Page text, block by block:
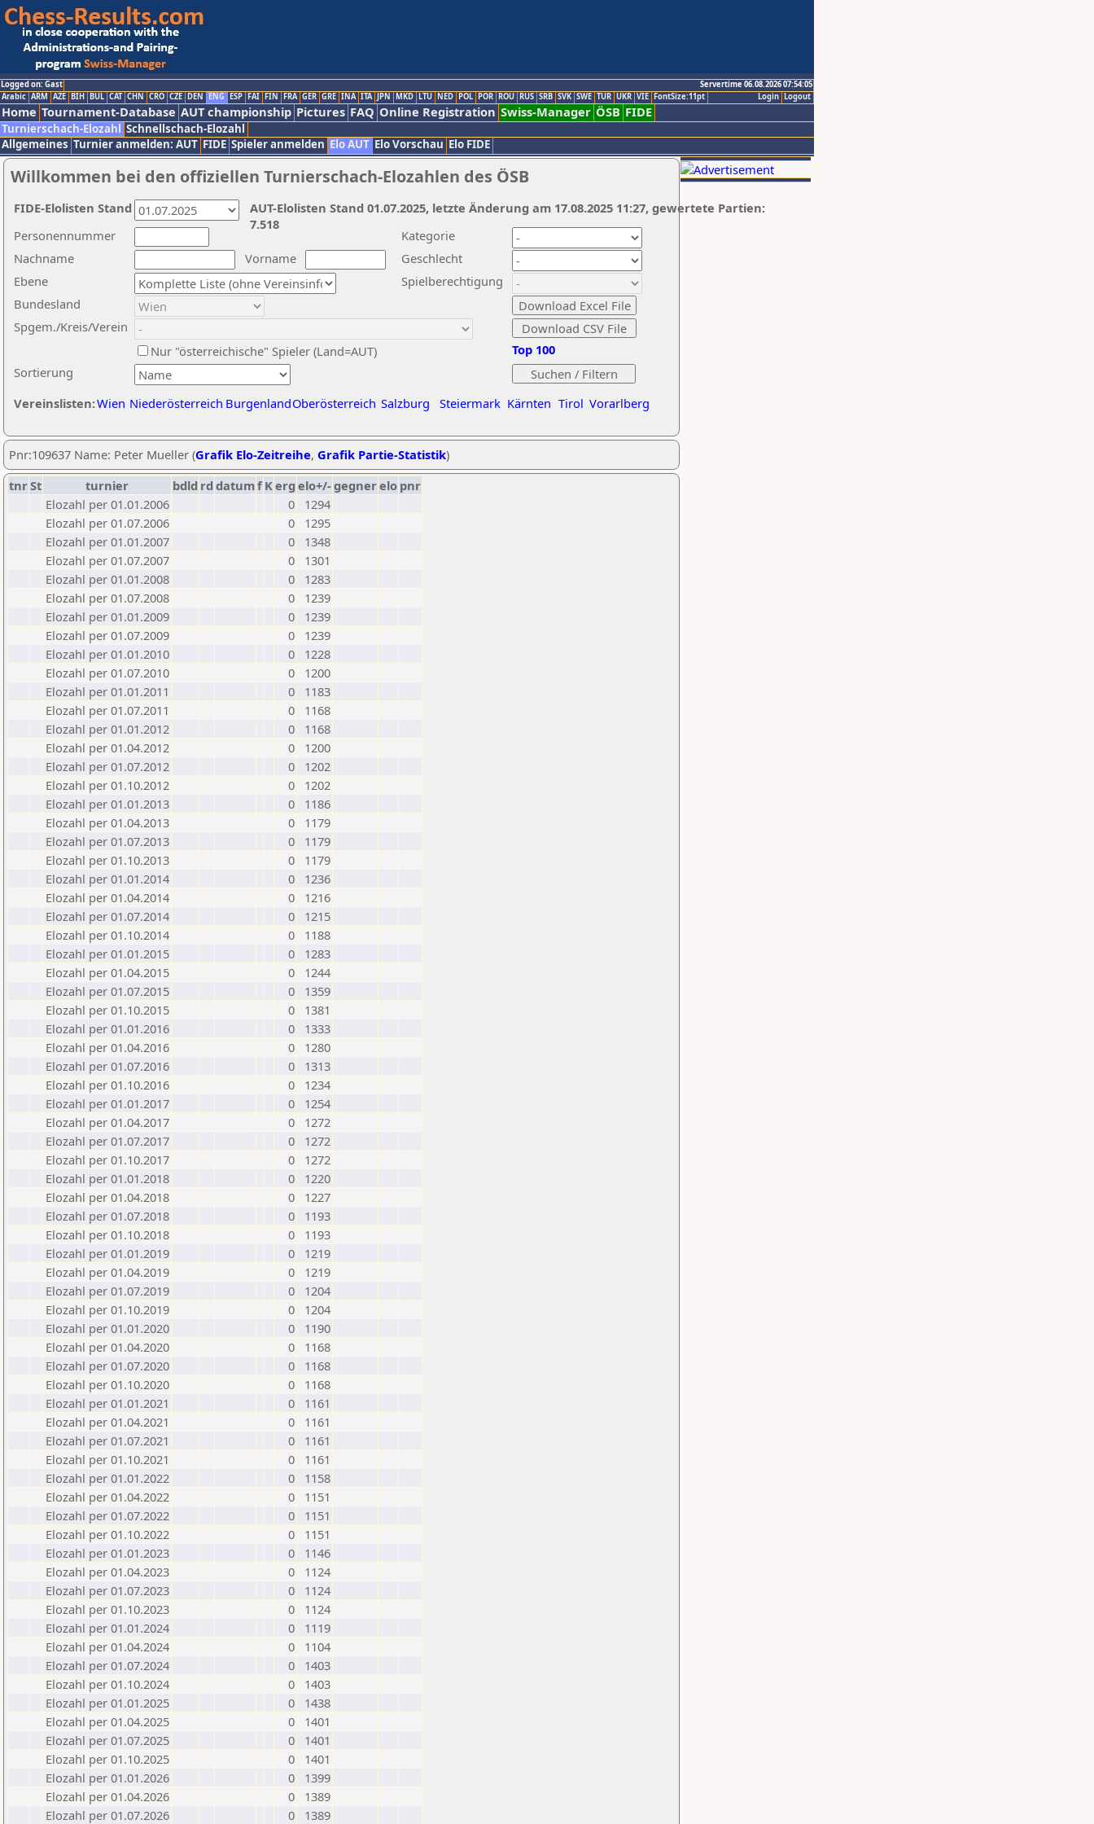
Logged on: Gast
Servertime 06.08.2026 07:54:05
Logout
Login
Arabic ARM AZE BIH BUL CAT CHN CRO CZE DEN ENG ESP FAI FIN FRA GER GRE INA ITA JPN MKD LTU NED POL POR ROU RUS SRB SVK SWE TUR UKR VIE FontSize:11pt
Home Tournament-Database AUT championship Pictures FAQ Online Registration Swiss-Manager ÖSB FIDE
Turnierschach-Elozahl Schnellschach-Elozahl
Allgemeines Turnier anmelden: AUT FIDE Spieler anmelden Elo AUT Elo Vorschau Elo FIDE
Willkommen bei den offiziellen Turnierschach-Elozahlen des ÖSB
Nachname
Vorname
Ebene
Kategorie
Sortierung
Personennummer
Bundesland
Spgem./Kreis/Verein
Geschlecht
Nur "österreichische" Spieler (Land=AUT)
Spielberechtigung
Vereinslisten:Wien Niederösterreich BurgenlandOberösterreich Salzburg Steiermark Kärnten Tirol Vorarlberg
Top 100
AUT-Elolisten Stand 01.07.2025, letzte Änderung am 17.08.2025 11:27, gewertete Partien:
7.518
FIDE-Elolisten Stand
Pnr:109637 Name: Peter Mueller (Grafik Elo-Zeitreihe, Grafik Partie-Statistik)
tnrSt turnier bdld rd datumf Kerg elo+/-gegnerelo pnr
Elozahl per 01.01.2006
0
1294
Elozahl per 01.07.2006
0
1295
Elozahl per 01.01.2007
0
1348
Elozahl per 01.07.2007
0
1301
Elozahl per 01.01.2008
0
1283
Elozahl per 01.07.2008
0
1239
Elozahl per 01.01.2009
0
1239
Elozahl per 01.07.2009
0
1239
Elozahl per 01.01.2010
0
1228
Elozahl per 01.07.2010
0
1200
Elozahl per 01.01.2011
0
1183
Elozahl per 01.07.2011
0
1168
Elozahl per 01.01.2012
0
1168
Elozahl per 01.04.2012
0
1200
Elozahl per 01.07.2012
0
1202
Elozahl per 01.10.2012
0
1202
Elozahl per 01.01.2013
0
1186
Elozahl per 01.04.2013
0
1179
Elozahl per 01.07.2013
0
1179
Elozahl per 01.10.2013
0
1179
Elozahl per 01.01.2014
0
1236
Elozahl per 01.04.2014
0
1216
Elozahl per 01.07.2014
0
1215
Elozahl per 01.10.2014
0
1188
Elozahl per 01.01.2015
0
1283
Elozahl per 01.04.2015
0
1244
Elozahl per 01.07.2015
0
1359
Elozahl per 01.10.2015
0
1381
Elozahl per 01.01.2016
0
1333
Elozahl per 01.04.2016
0
1280
Elozahl per 01.07.2016
0
1313
Elozahl per 01.10.2016
0
1234
Elozahl per 01.01.2017
0
1254
Elozahl per 01.04.2017
0
1272
Elozahl per 01.07.2017
0
1272
Elozahl per 01.10.2017
0
1272
Elozahl per 01.01.2018
0
1220
Elozahl per 01.04.2018
0
1227
Elozahl per 01.07.2018
0
1193
Elozahl per 01.10.2018
0
1193
Elozahl per 01.01.2019
0
1219
Elozahl per 01.04.2019
0
1219
Elozahl per 01.07.2019
0
1204
Elozahl per 01.10.2019
0
1204
Elozahl per 01.01.2020
0
1190
Elozahl per 01.04.2020
0
1168
Elozahl per 01.07.2020
0
1168
Elozahl per 01.10.2020
0
1168
Elozahl per 01.01.2021
0
1161
Elozahl per 01.04.2021
0
1161
Elozahl per 01.07.2021
0
1161
Elozahl per 01.10.2021
0
1161
Elozahl per 01.01.2022
0
1158
Elozahl per 01.04.2022
0
1151
Elozahl per 01.07.2022
0
1151
Elozahl per 01.10.2022
0
1151
Elozahl per 01.01.2023
0
1146
Elozahl per 01.04.2023
0
1124
Elozahl per 01.07.2023
0
1124
Elozahl per 01.10.2023
0
1124
Elozahl per 01.01.2024
0
1119
Elozahl per 01.04.2024
0
1104
Elozahl per 01.07.2024
0
1403
Elozahl per 01.10.2024
0
1403
Elozahl per 01.01.2025
0
1438
Elozahl per 01.04.2025
0
1401
Elozahl per 01.07.2025
0
1401
Elozahl per 01.10.2025
0
1401
Elozahl per 01.01.2026
0
1399
Elozahl per 01.04.2026
0
1389
Elozahl per 01.07.2026
0 1389